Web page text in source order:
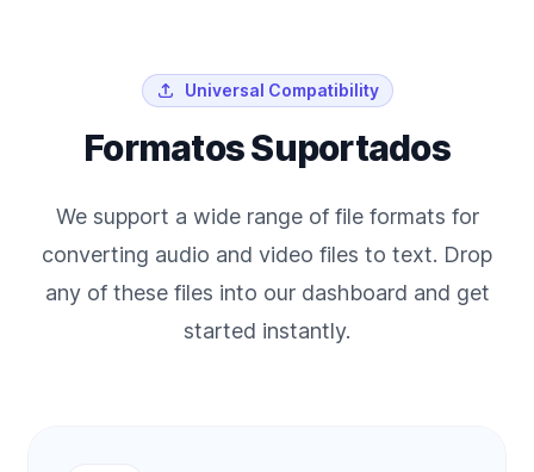
Universal Compatibility
Formatos Suportados
We support a wide range of file formats for
converting audio and video files to text. Drop
any of these files into our dashboard and get
started instantly.